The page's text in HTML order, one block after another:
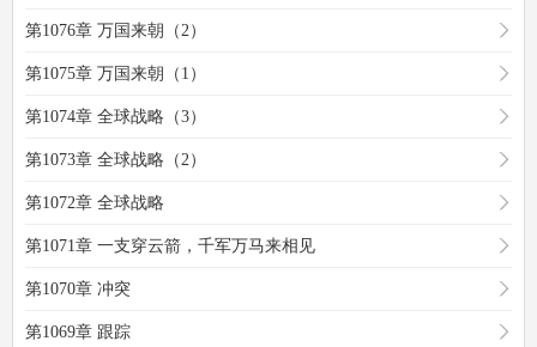
第1076章 万国来朝（2）
第1075章 万国来朝（1）
第1074章 全球战略（3）
第1073章 全球战略（2）
第1072章 全球战略
第1071章 一支穿云箭，千军万马来相见
第1070章 冲突
第1069章 跟踪